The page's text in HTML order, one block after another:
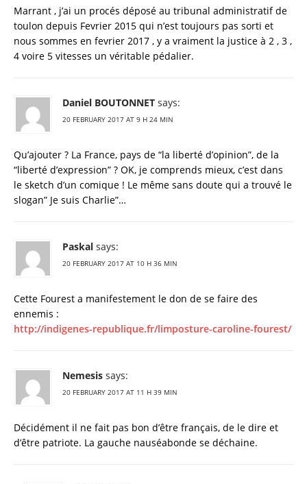
Marrant , j’ai un procés déposé au tribunal administratif de
toulon depuis Fevrier 2015 qui n’est toujours pas sorti et
nous sommes en fevrier 2017 , y a vraiment la justice à 2 , 3 ,
4 voire 5 vitesses un véritable pédalier.
Daniel BOUTONNET says:
20 FEBRUARY 2017 AT 9 H 24 MIN
Qu’ajouter ? La France, pays de “la liberté d’opinion”, de la
“liberté d’expression” ? OK, je comprends mieux, c’est dans
le sketch d’un comique ! Le même sans doute qui a trouvé le
slogan” Je suis Charlie”…
Paskal says:
20 FEBRUARY 2017 AT 10 H 36 MIN
Cette Fourest a manifestement le don de se faire des
ennemis :
http://indigenes-republique.fr/limposture-caroline-fourest/
Nemesis says:
20 FEBRUARY 2017 AT 11 H 39 MIN
Décidément il ne fait pas bon d’être français, de le dire et
d’être patriote. La gauche nauséabonde se déchaine.